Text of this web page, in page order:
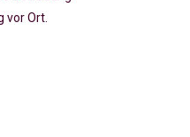
vor Ort.